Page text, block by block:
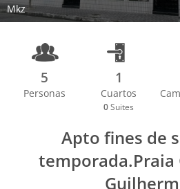
Mkz
5
Personas
1
Cuartos
0 Suites
Apto fines de
temporada.Praia